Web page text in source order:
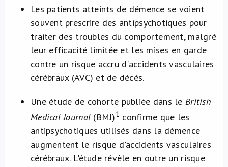
Les patients atteints de démence se voient
souvent prescrire des antipsychotiques pour
traiter des troubles du comportement, malgré
leur efficacité limitée et les mises en garde
contre un risque accru d'accidents vasculaires
cérébraux (AVC) et de décès.
Une étude de cohorte publiée dans le British
Medical Journal (BMJ)1 confirme que les
antipsychotiques utilisés dans la démence
augmentent le risque d'accidents vasculaires
cérébraux. L'étude révèle en outre un risque